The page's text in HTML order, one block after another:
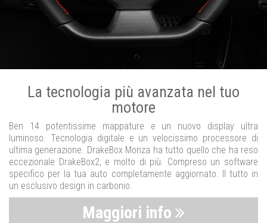
La tecnologia più avanzata nel tuo
motore
Ben 14 potentissime mappature e un nuovo display ultra
luminoso. Tecnologia digitale e un velocissimo processore di
ultima generazione. DrakeBox Monza ha tutto quello che ha reso
eccezionale DrakeBox2, e molto di più. Compreso un software
specifico per la tua auto completamente aggiornato. Il tutto in
un esclusivo design in carbonio.
Maggiori info